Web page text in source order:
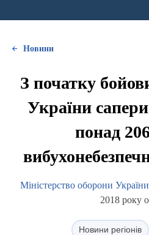
Новини
З початку
України
понад
Міністерство оборони України
2018 року
Новини регіонів